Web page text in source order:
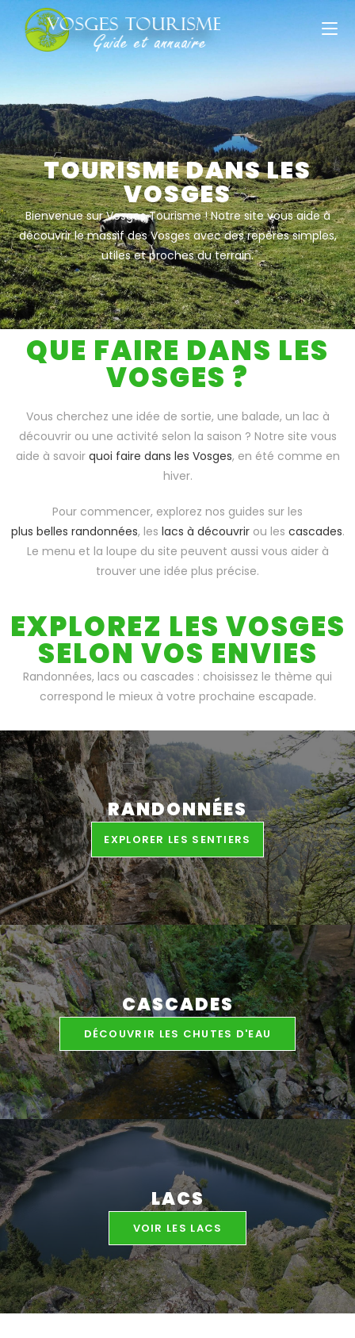
TOURISME DANS LES
VOSGES
Bienvenue sur Vosges Tourisme ! Notre site vous aide à
découvrir le massif des Vosges avec des repères simples,
utiles et proches du terrain.
QUE FAIRE DANS LES
VOSGES ?
Vous cherchez une idée de sortie, une balade, un lac à
découvrir ou une activité selon la saison ? Notre site vous
aide à savoir quoi faire dans les Vosges, en été comme en
hiver.
Pour commencer, explorez nos guides sur les
plus belles randonnées, les lacs à découvrirou les cascades.
Le menu et la loupe du site peuvent aussi vous aider à
trouver une idée plus précise.
EXPLOREZ LES VOSGES
SELON VOS ENVIES
Randonnées, lacs ou cascades : choisissez le thème qui
correspond le mieux à votre prochaine escapade.
RANDONNÉES
EXPLORER LES SENTIERS
CASCADES
DÉCOUVRIR LES CHUTES D'EAU
LACS
VOIR LES LACS